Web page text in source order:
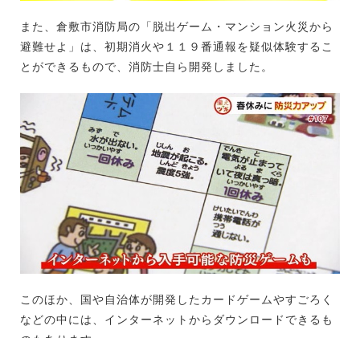
また、倉敷市消防局の「脱出ゲーム・マンション火災から
避難せよ」は、初期消火や１１９番通報を疑似体験するこ
とができるもので、消防士自ら開発しました。
このほか、国や自治体が開発したカードゲームやすごろく
などの中には、インターネットからダウンロードできるも